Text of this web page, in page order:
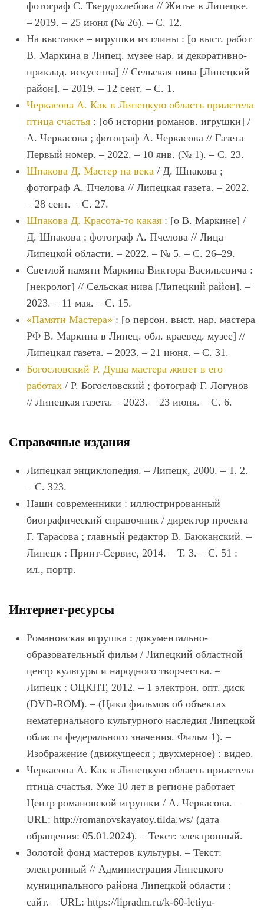
фотограф С. Твердохлебова // Житье в Липецке.
– 2019. – 25 июня (№ 26). – С. 12.
На выставке – игрушки из глины : [о выст. работ
В. Маркина в Липец. музее нар. и декоративно-
приклад. искусства] // Сельская нива [Липецкий
район]. – 2019. – 12 сент. – С. 1.
Черкасова А. Как в Липецкую область прилетела
птица счастья : [об истории романов. игрушки] /
А. Черкасова ; фотограф А. Черкасова // Газета
Первый номер. – 2022. – 10 янв. (№ 1). – С. 23.
Шпакова Д. Мастер на века / Д. Шпакова ;
фотограф А. Пчелова // Липецкая газета. – 2022.
– 28 сент. – С. 27.
Шпакова Д. Красота-то какая : [о В. Маркине] /
Д. Шпакова ; фотограф А. Пчелова // Лица
Липецкой области. – 2022. – № 5. – С. 26–29.
Светлой памяти Маркина Виктора Васильевича :
[некролог] // Сельская нива [Липецкий район]. –
2023. – 11 мая. – С. 15.
«Памяти Мастера» : [о персон. выст. нар. мастера
РФ В. Маркина в Липец. обл. краевед. музее] //
Липецкая газета. – 2023. – 21 июня. – С. 31.
Богословский Р. Душа мастера живет в его
работах / Р. Богословский ; фотограф Г. Логунов
// Липецкая газета. – 2023. – 23 июня. – С. 6.
Справочные издания
Липецкая энциклопедия. – Липецк, 2000. – Т. 2.
– С. 323.
Наши современники : иллюстрированный
биографический справочник / директор проекта
Г. Тарасова ; главный редактор В. Баюканский. –
Липецк : Принт-Сервис, 2014. – Т. 3. – С. 51 :
ил., портр.
Интернет-ресурсы
Романовская игрушка : документально-
образовательный фильм / Липецкий областной
центр культуры и народного творчества. –
Липецк : ОЦКНТ, 2012. – 1 электрон. опт. диск
(DVD-ROM). – (Цикл фильмов об объектах
нематериального культурного наследия Липецкой
области федерального значения. Фильм 1). –
Изображение (движущееся ; двухмерное) : видео.
Черкасова А. Как в Липецкую область прилетела
птица счастья. Уже 10 лет в регионе работает
Центр романовской игрушки / А. Черкасова. –
URL: http://romanovskayatoy.tilda.ws/ (дата
обращения: 05.01.2024). – Текст: электронный.
Золотой фонд мастеров культуры. – Текст:
электронный // Администрация Липецкого
муниципального района Липецкой области :
сайт. – URL: https://lipradm.ru/k-60-letiyu-